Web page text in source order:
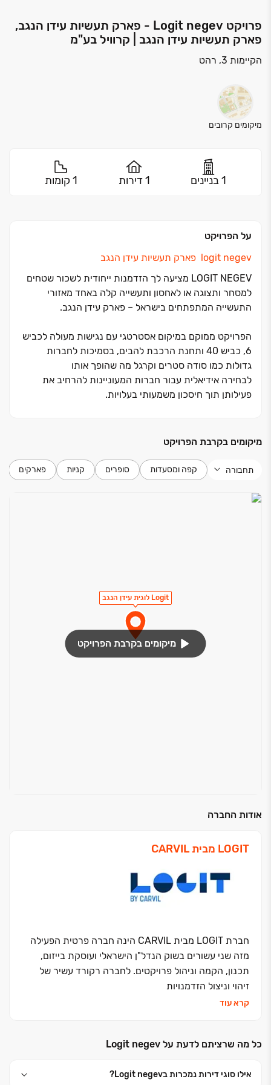
פרויקט Logit negev - פארק תעשיות עידן הנגב,
פארק תעשיות עידן הנגב | קרוויל בע"מ
הקיימות 3, רהט
מיקומים קרובים
1 בניינים 1 דירות 1 קומות
על הפרויקט
logit negev פארק תעשיות עידן הנגב
LOGIT NEGEV מציעה לך הזדמנות ייחודית לשכור שטחים
למסחר ותצוגה או לאחסון ותעשייה קלה באחד מאזורי
התעשייה המתפתחים בישראל ‏– פארק עידן הנגב.
הפרויקט ממוקם במיקום אסטרטגי עם נגישות מעולה לכביש
‏6, כביש ‏40 ותחנת הרכבת להבים, בסמיכות לחברות
גדולות כמו סודה סטרים וקרגל מה שהופך אותו
לבחירה אידיאלית עבור חברות המעוניינות להרחיב את
פעילותן תוך חיסכון משמעותי בעלויות.
המסחר , התעשייה, הלוגיסטיקה והאחסנה. הפרויקט מציע
וטעינה עומסים וגובה יוצאים מהכלל ובקרבה לצירים מרכזיים
והכל בתכנון אדריכלי מוקפד בשיתוף עם מומחי לוגיסטיקה
מיקומים בקרבת הפרויקט
תחבורה קפה ומסעדות סופרים קניות פארקים
Logit לוגית עידן הנגב
מיקומים בקרבת הפרויקט
אודות החברה
LOGIT מבית CARVIL
חברת LOGIT מבית CARVIL הינה חברה פרטית הפעילה
מזה שני עשורים בשוק הנדל"ן הישראלי ועוסקת בייזום,
תכנון, הקמה וניהול פרויקטים. לחברה רקורד עשיר של
זיהוי וניצול הזדמנויות
והדינאמי כולל בעלי מומחיות בתכנים הנדרשים בענף,
דין, הנדסה ושיווק.
קרא עוד
כל מה שרציתם לדעת על Logit negev
אילו סוגי דירות נמכרות בLogit negev?